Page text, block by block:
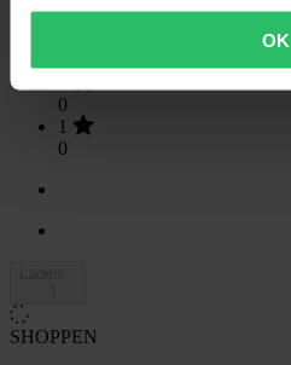
OK
0
0
1
0
SHOPPEN